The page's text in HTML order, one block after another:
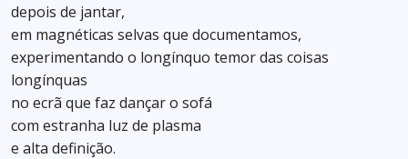
depois de jantar,
em magnéticas selvas que documentamos,
experimentando o longínquo temor das coisas
longínquas
no ecrã que faz dançar o sofá
com estranha luz de plasma
e alta definição.